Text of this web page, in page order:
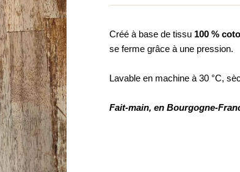
dents
Créé à base de tissu 100 %
se ferme grâce à une pression.
Lavable en machine à 30 °C,
Fait-main, en Bourgogne-